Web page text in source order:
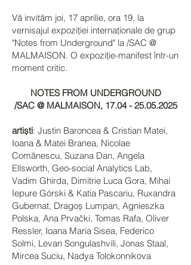
Vă invităm joi, 17 aprilie, ora 19, la
vernisajul expoziției internaționale de grup
"Notes from Underground" la /SAC @
MALMAISON. O expoziție-manifest într-un
moment critic.
NOTES FROM UNDERGROUND
/SAC @ MALMAISON, 17.04 - 25.05.2025
artiști: Justin Baroncea & Cristian Matei,
Ioana & Matei Branea, Nicolae
Comănescu, Suzana Dan, Angela
Ellsworth, Geo-social Analytics Lab,
Vadim Ghirda, Dimitrie Luca Gora, Mihai
Iepure Górski & Katia Pascariu, Ruxandra
Gubernat, Dragoș Lumpan, Agnieszka
Polska, Ana Prvački, Tomas Rafa, Oliver
Ressler, Ioana Maria Sisea, Federico
Solmi, Levan Songulashvili, Jonas Staal,
Mircea Suciu, Nadya Tolokonnikova